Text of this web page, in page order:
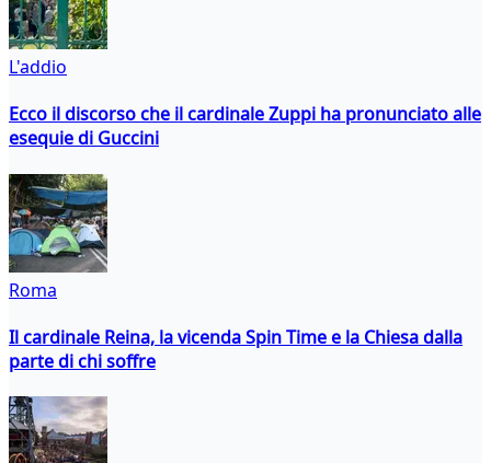
L'addio
Ecco il discorso che il cardinale Zuppi ha pronunciato alle
esequie di Guccini
Roma
Il cardinale Reina, la vicenda Spin Time e la Chiesa dalla
parte di chi soffre